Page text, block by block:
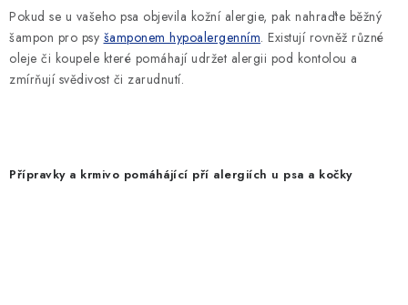
Pokud se u vašeho psa objevila kožní alergie, pak nahraďte běžný
šampon pro psy šamponem hypoalergenním. Existují rovněž různé
oleje či koupele které pomáhají udržet alergii pod kontolou a
zmírňují svědivost či zarudnutí.
Přípravky a krmivo pomáhájící pří alergiích u psa a kočky